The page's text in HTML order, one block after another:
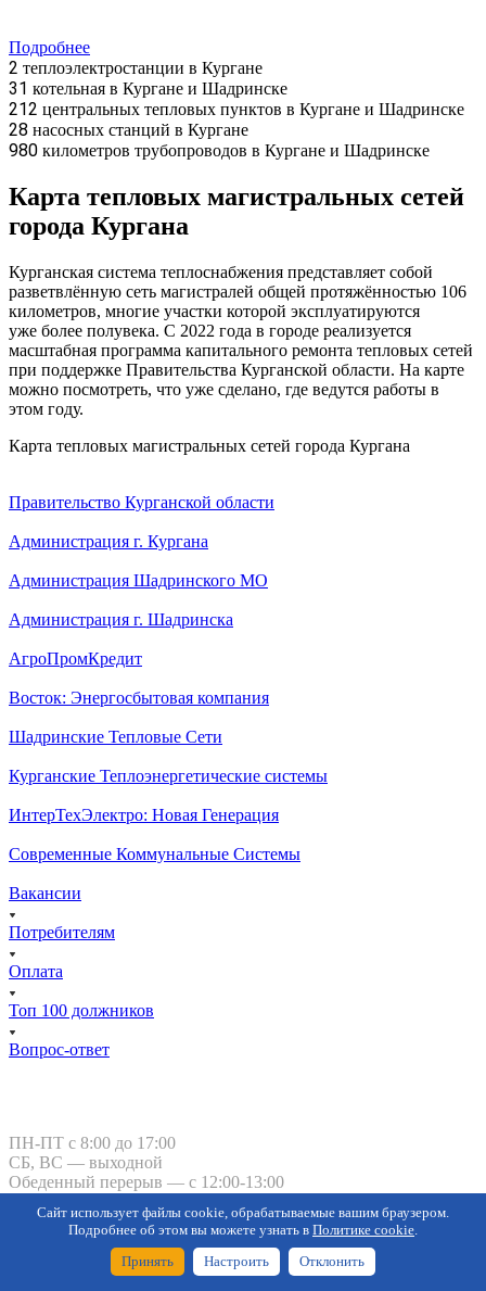
Подробнее
2 теплоэлектростанции в Кургане
31 котельная в Кургане и Шадринске
212 центральных тепловых пунктов в Кургане и Шадринске
28 насосных станций в Кургане
980 километров трубопроводов в Кургане и Шадринске
Карта тепловых магистральных сетей
города Кургана
Курганская система теплоснабжения представляет собой
разветвлённую сеть магистралей общей протяжённостью 106
километров, многие участки которой эксплуатируются
уже более полувека. С 2022 года в городе реализуется
масштабная программа капитального ремонта тепловых сетей
при поддержке Правительства Курганской области. На карте
можно посмотреть, что уже сделано, где ведутся работы в
этом году.
Карта тепловых магистральных сетей города Кургана
Правительство Курганской области
Администрация г. Кургана
Администрация Шадринского МО
Администрация г. Шадринска
АгроПромКредит
Восток: Энергосбытовая компания
Шадринские Тепловые Сети
Курганские Теплоэнергетические системы
ИнтерТехЭлектро: Новая Генерация
Современные Коммунальные Системы
Вакансии
Потребителям
Оплата
Топ 100 должников
Вопрос-ответ
ПН-ПТ с 8:00 до 17:00
СБ, ВС — выходной
Обеденный перерыв — с 12:00-13:00
kgk-kurgan@kgk-kurgan.ru
8 800 101-
Сайт использует файлы cookie, обрабатываемые вашим браузером.
Подробнее об этом вы можете узнать в Политике cookie.
Принять Настроить Отклонить